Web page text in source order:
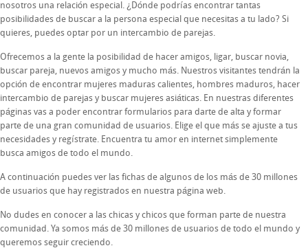
nosotros una relación especial. ¿Dónde podrías encontrar tantas
posibilidades de buscar a la persona especial que necesitas a tu lado? Si
quieres, puedes optar por un intercambio de parejas.
Ofrecemos a la gente la posibilidad de hacer amigos, ligar, buscar novia,
buscar pareja, nuevos amigos y mucho más. Nuestros visitantes tendrán la
opción de encontrar mujeres maduras calientes, hombres maduros, hacer
intercambio de parejas y buscar mujeres asiáticas. En nuestras diferentes
páginas vas a poder encontrar formularios para darte de alta y formar
parte de una gran comunidad de usuarios. Elige el que más se ajuste a tus
necesidades y regístrate. Encuentra tu amor en internet simplemente
busca amigos de todo el mundo.
A continuación puedes ver las fichas de algunos de los más de 30 millones
de usuarios que hay registrados en nuestra página web.
No dudes en conocer a las chicas y chicos que forman parte de nuestra
comunidad. Ya somos más de 30 millones de usuarios de todo el mundo y
queremos seguir creciendo.